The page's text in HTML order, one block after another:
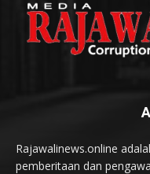
Rajawalinews.online
pemberitaan dan